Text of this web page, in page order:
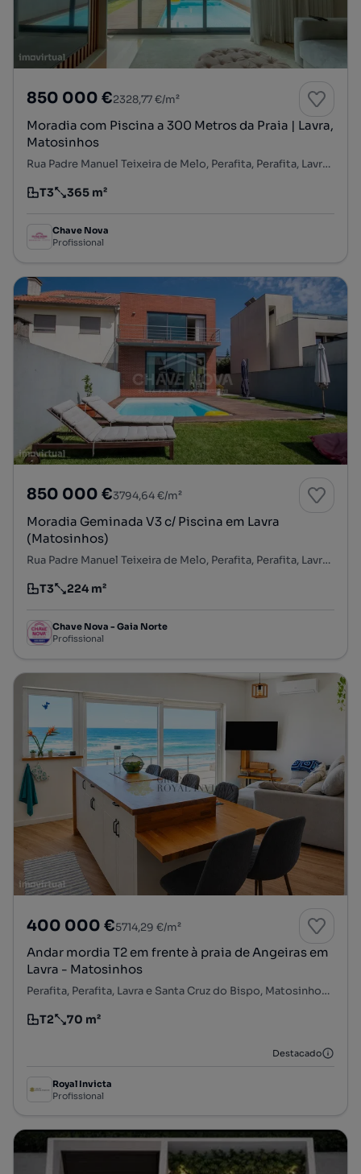
850 000 €2328,77 €/m²
Moradia com Piscina a 300 Metros da Praia | Lavra,
Matosinhos
Rua Padre Manuel Teixeira de Melo, Perafita, Perafita, Lavra e Santa Cruz do Bispo, Matosinhos, Porto
Tipologia
T3
Preço por metro quadrado
365 m²
Chave Nova
Profissional
850 000 €3794,64 €/m²
Moradia Geminada V3 c/ Piscina em Lavra
(Matosinhos)
Rua Padre Manuel Teixeira de Melo, Perafita, Perafita, Lavra e Santa Cruz do Bispo, Matosinhos, Porto
Tipologia
T3
Preço por metro quadrado
224 m²
Chave Nova - Gaia Norte
Profissional
400 000 €5714,29 €/m²
Andar mordia T2 em frente à praia de Angeiras em
Lavra - Matosinhos
Perafita, Perafita, Lavra e Santa Cruz do Bispo, Matosinhos, Porto
Tipologia
T2
Preço por metro quadrado
70 m²
Destacado
Royal Invicta
Profissional